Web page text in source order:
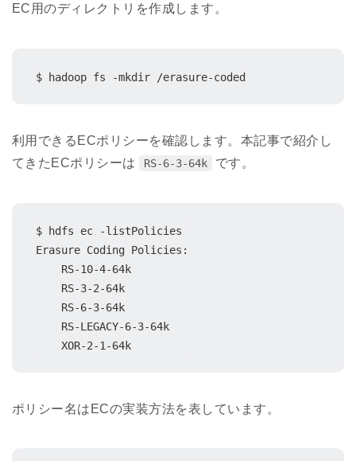
EC用のディレクトリを作成します。
$ hadoop fs -mkdir /erasure-coded
利用できるECポリシーを確認します。本記事で紹介し
てきたECポリシーは
RS-6-3-64k です。
$ hdfs ec -listPolicies
Erasure Coding Policies:
    RS-10-4-64k
    RS-3-2-64k
    RS-6-3-64k
    RS-LEGACY-6-3-64k
    XOR-2-1-64k
ポリシー名はECの実装方法を表しています。